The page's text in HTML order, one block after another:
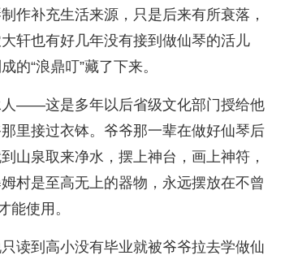
作补充生活来源，只是后来有所衰落，
轩也有好几年没有接到做仙琴的活儿
的“浪鼎叮”藏了下来。
——这是多年以后省级文化部门授给他
里接过衣钵。爷爷那一辈在做好仙琴后
山泉取来净水，摆上神台，画上神符，
村是至高无上的器物，永远摆放在不曾
能使用。
读到高小没有毕业就被爷爷拉去学做仙